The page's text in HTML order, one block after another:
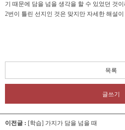
기 때문에 담을 넘을 생각을 할 수 있었던 것
2번이 틀린 선지인 것은 맞지만 자세한 해설
목록
글쓰기
이전글 : [학습] 가지가 담을 넘을 때